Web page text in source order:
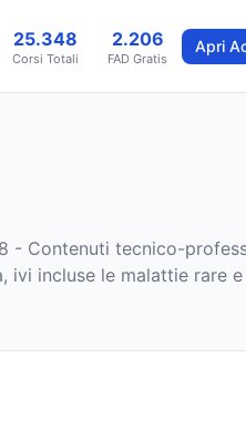
25.348
Corsi Totali
2.206
FAD Gratis
Apri
- Contenuti tecnico-
incluse le malattie rare